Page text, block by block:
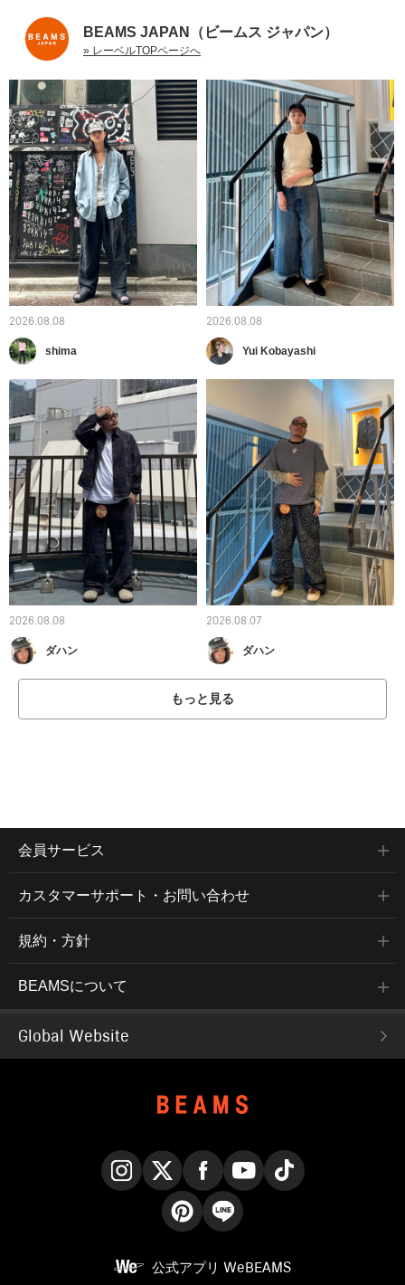
BEAMS JAPAN（ビームス ジャパン）
» レーベルTOPページへ
2026.08.08
shima
2026.08.08
Yui Kobayashi
2026.08.08
ダハン
2026.08.07
ダハン
もっと見る
会員サービス
カスタマーサポート・お問い合わせ
規約・方針
BEAMSについて
Global Website
公式アプリ WeBEAMS